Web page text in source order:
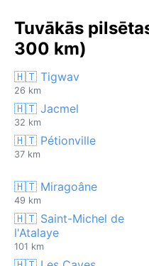
Tuvākās
300 km)
🇭🇹 Tigwav
26 km
🇭🇹 Jacmel
32 km
🇭🇹 Pétionville
37 km
🇭🇹 Miragoâne
49 km
🇭🇹 Saint-Michel de
l'Atalaye
101 km